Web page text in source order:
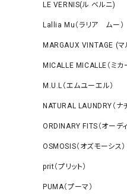
LE VERNIS(ル ベルニ)
Lallia Mu（ラリア ムー）
MARGAUX VINTAGE (マ
MICALLE MICALLE（ミカ
M.U.L（エムユーエル）
NATURAL LAUNDRY（ナ
ORDINARY FITS（オーディ
OSMOSIS（オズモーシス）
prit（プリット）
PUMA（プーマ）